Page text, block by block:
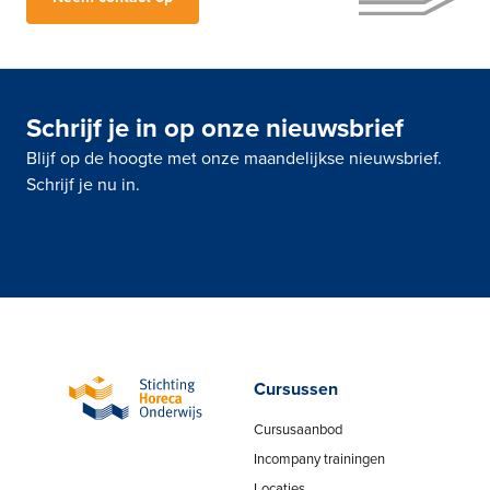
Schrijf je in op onze nieuwsbrief
Blijf op de hoogte met onze maandelijkse nieuwsbrief.
Schrijf je nu in.
Cursussen
Cursusaanbod
Incompany trainingen